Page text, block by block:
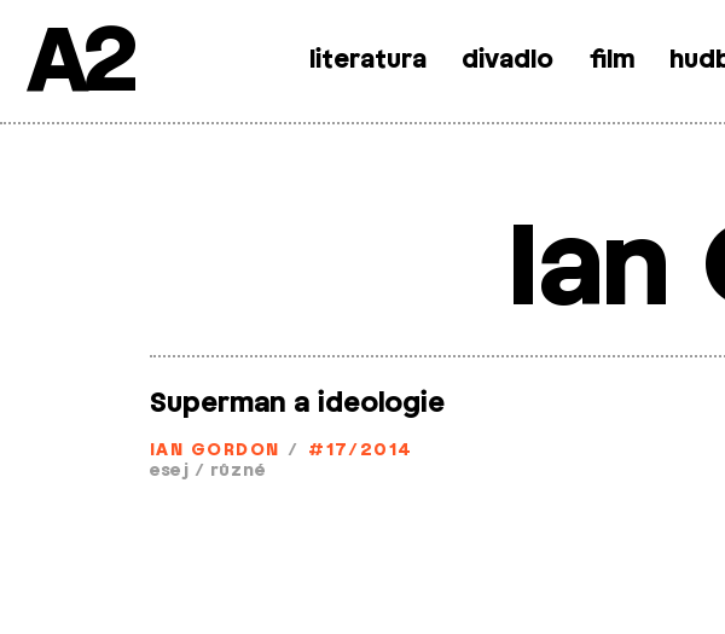
SkipA2 literatura divadlo film
Ian
Superman a ideologie
IAN GORDON /
#17/2014
esej / různé